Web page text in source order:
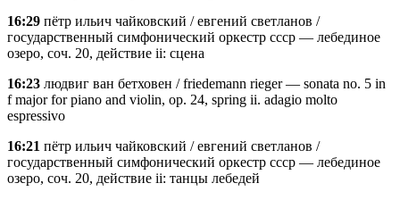
16:29 пётр ильич чайковский / евгений светланов /
государственный симфонический оркестр ссср — лебединое
озеро, соч. 20, действие ii: сцена
16:23 людвиг ван бетховен / friedemann rieger — sonata no. 5 in
f major for piano and violin, op. 24, spring ii. adagio molto
espressivo
16:21 пётр ильич чайковский / евгений светланов /
государственный симфонический оркестр ссср — лебединое
озеро, соч. 20, действие ii: танцы лебедей